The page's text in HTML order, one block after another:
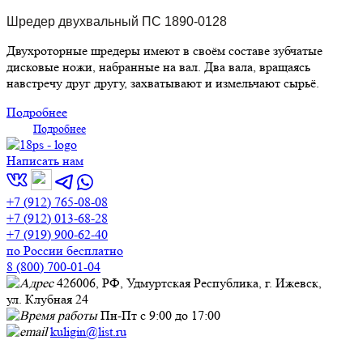
Шредер двухвальный ПС 1890-0128
Двухроторные шредеры имеют в своём составе зубчатые
дисковые ножи, набранные на вал. Два вала, вращаясь
навстречу друг другу, захватывают и измельчают сырьё.
Подробнее
Подробнее
Написать нам
+7 (912) 765-08-08
+7 (912) 013-68-28
+7 (919) 900-62-40
по России бесплатно
8 (800) 700-01-04
426006, РФ, Удмуртская Республика, г. Ижевск,
ул. Клубная 24
Пн-Пт с 9:00 до 17:00
kuligin@list.ru